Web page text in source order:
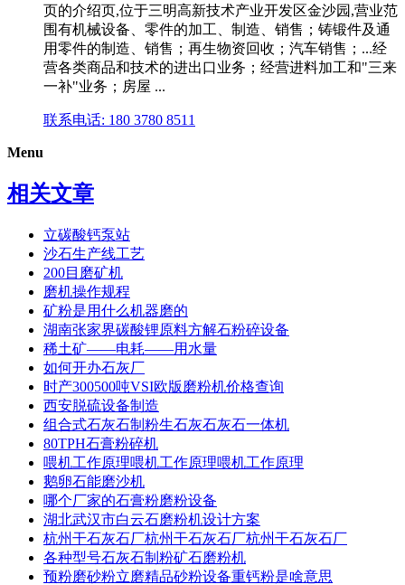
页的介绍页,位于三明高新技术产业开发区金沙园,营业范
围有机械设备、零件的加工、制造、销售；铸锻件及通
用零件的制造、销售；再生物资回收；汽车销售；...经
营各类商品和技术的进出口业务；经营进料加工和"三来
一补"业务；房屋 ...
联系电话: 180 3780 8511
Menu
相关文章
立碳酸钙泵站
沙石生产线工艺
200目磨矿机
磨机操作规程
矿粉是用什么机器磨的
湖南张家界碳酸锂原料方解石粉碎设备
稀土矿——电耗——用水量
如何开办石灰厂
时产300500吨VSI欧版磨粉机价格查询
西安脱硫设备制造
组合式石灰石制粉生石灰石灰石一体机
80TPH石膏粉碎机
喂机工作原理喂机工作原理喂机工作原理
鹅卵石能磨沙机
哪个厂家的石膏粉磨粉设备
湖北武汉市白云石磨粉机设计方案
杭州干石灰石厂杭州干石灰石厂杭州干石灰石厂
各种型号石灰石制粉矿石磨粉机
预粉磨砂粉立磨精品砂粉设备重钙粉是啥意思